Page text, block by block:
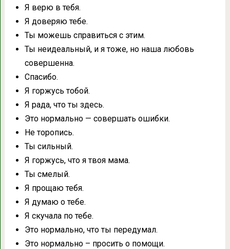
Я верю в тебя.
Я доверяю тебе.
Ты можешь справиться с этим.
Ты неидеальный, и я тоже, но наша любовь
совершенна.
Спасибо.
Я горжусь тобой.
Я рада, что ты здесь.
Это нормально — совершать ошибки.
Не торопись.
Ты сильный.
Я горжусь, что я твоя мама.
Ты смелый.
Я прощаю тебя.
Я думаю о тебе.
Я скучала по тебе.
Это нормально, что ты передумал.
Это нормально – просить о помощи.